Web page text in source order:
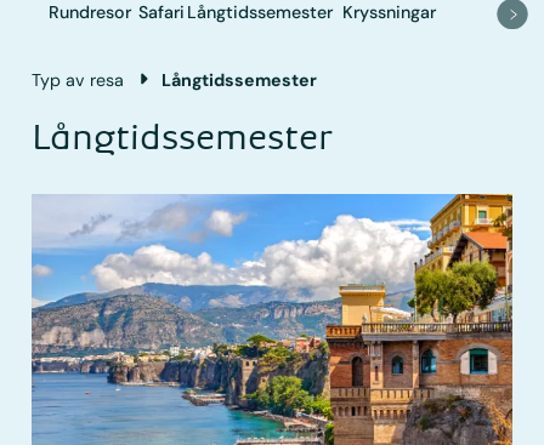
Rundresor Safari Långtids­semester Kryssningar
Typ av resa Långtids­semester
Långtids­semester